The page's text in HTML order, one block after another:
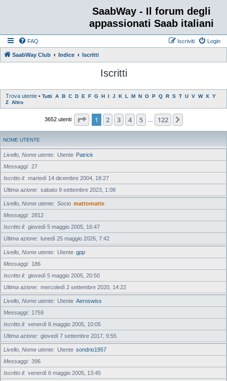
SaabWay - Il forum degli
appassionati Saab italiani
FAQ Login
Iscriviti
SaabWay Club Indice Iscritti
Iscritti
Trova utente • Tutti A B C D E F G H I J K L M N O P Q R S T U V W X Y
Z Altro
3652 utenti Pagina di 122
1 2 3 4 5 122
NOME UTENTE
Livello, Nome utente Utente Patrick
Messaggi
27
Iscritto il
martedì 14 dicembre 2004, 18:27
Ultima azione
sabato 9 settembre 2023, 1:08
Livello, Nome utente Socio mattomatte
Messaggi
2812
Iscritto il
giovedì 5 maggio 2005, 16:47
Ultima azione
lunedì 25 maggio 2026, 7:42
Livello, Nome utente Utente gpp
Messaggi
186
Iscritto il
giovedì 5 maggio 2005, 20:50
Ultima azione
mercoledì 2 settembre 2020, 14:22
Livello, Nome utente Utente Aeroswiss
Messaggi
1759
Iscritto il
venerdì 6 maggio 2005, 10:05
Ultima azione
giovedì 7 settembre 2017, 9:55
Livello, Nome utente Utente sondrio1957
Messaggi
396
Iscritto il
venerdì 6 maggio 2005, 13:45